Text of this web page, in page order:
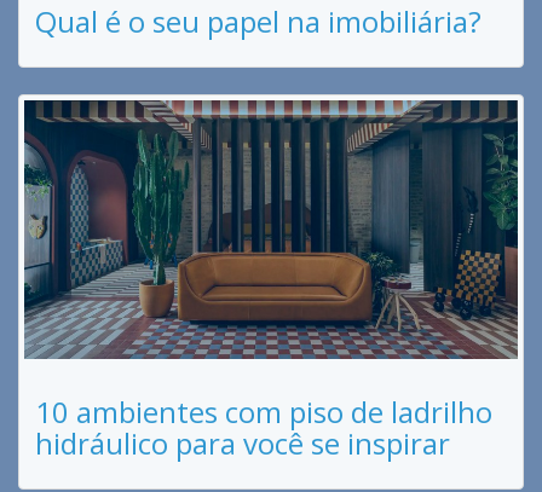
Qual é o seu papel na imobiliária?
10 ambientes com piso de ladrilho
hidráulico para você se inspirar